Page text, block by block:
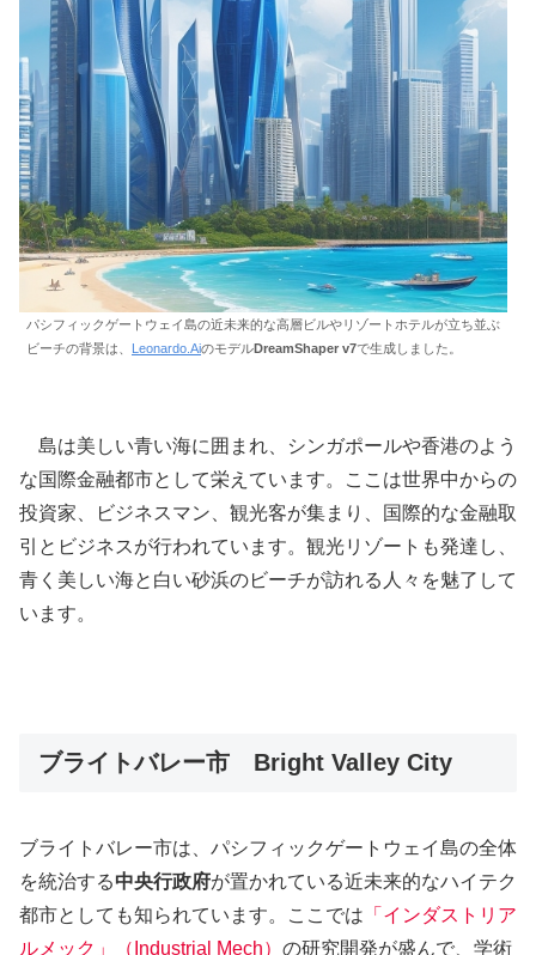
パシフィックゲートウェイ島の近未来的な高層ビルやリゾートホテルが立ち並ぶ
ビーチの背景は、
Leonardo.AiのモデルDreamShaper v7で生成しました。
島は美しい青い海に囲まれ、シンガポールや香港のよう
な国際金融都市として栄えています。ここは世界中からの
投資家、ビジネスマン、観光客が集まり、国際的な金融取
引とビジネスが行われています。観光リゾートも発達し、
青く美しい海と白い砂浜のビーチが訪れる人々を魅了して
います。
ブライトバレー市 Bright Valley City
ブライトバレー市は、パシフィックゲートウェイ島の全体
を統治する中央行政府が置かれている近未来的なハイテク
都市としても知られています。ここでは 「インダストリア
ルメック」（Industrial Mech） の研究開発が盛んで、学術